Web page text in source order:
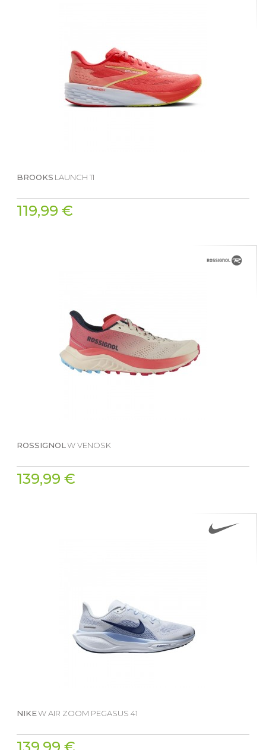
BROOKS LAUNCH 11
119,99 €
ROSSIGNOL W VENOSK
139,99 €
NIKEW AIR ZOOM PEGASUS 41
139,99 €